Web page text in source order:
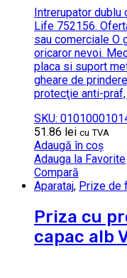
Intrerupator dublu
Life 752156.
sau comerciale O
oricaror nevoi.
placa si suport
gheare de
protecţie anti-praf,
SKU:
51.86 lei cu TVA
Adaugă în coș
Adauga la Favorite
Compară
Aparataj, Prize de
Priza cu
capac alb